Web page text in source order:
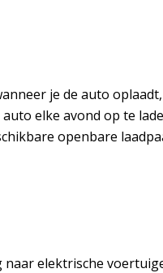
je de auto
elke avond op te
openbare
elektrische